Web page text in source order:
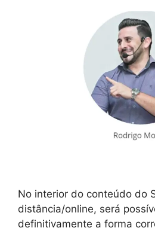
No interior do conteúdo do
distância/online, será
definitivamente a forma